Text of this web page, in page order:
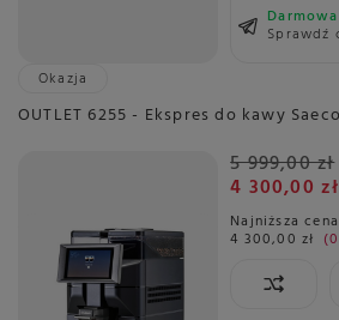
Sprawdź
Okazja
OUTLET 6255 - Ekspres do kawy
5 999,00 zł
4 300,00 zł
Najniższa
4 300,00 zł